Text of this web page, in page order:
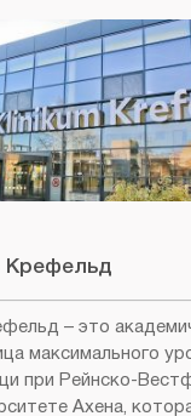
Крефельд
– это
максимального
при Рейнско-
Ахена,